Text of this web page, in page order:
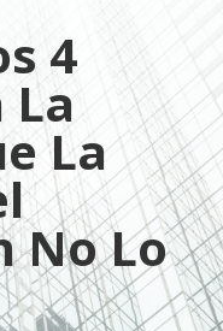
4
La
La
No Lo